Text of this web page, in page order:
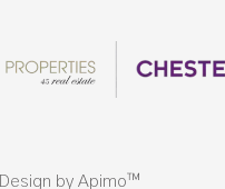
Design by Apimo™